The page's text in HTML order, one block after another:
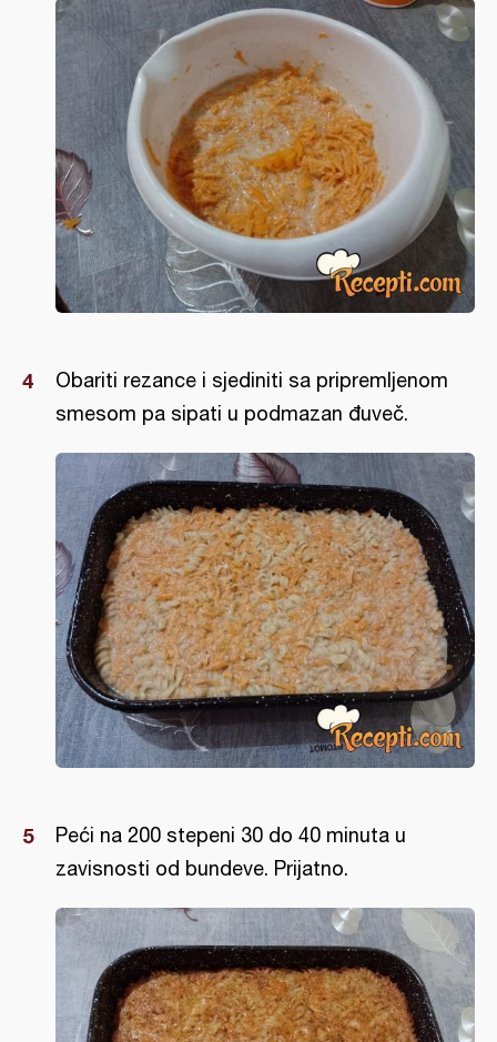
Obariti rezance i sjediniti sa pripremljenom
smesom pa sipati u podmazan đuveč.
Peći na 200 stepeni 30 do 40 minuta u
zavisnosti od bundeve. Prijatno.